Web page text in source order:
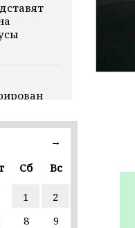
→
Сб Вс
1
2
8
9